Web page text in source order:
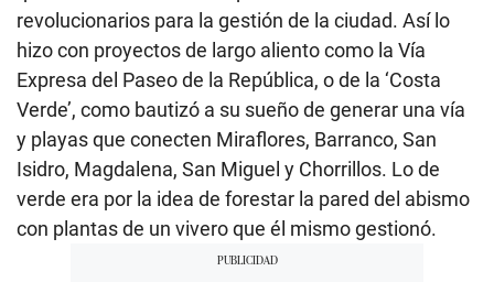
revolucionarios para la gestión de la ciudad. Así lo
hizo con proyectos de largo aliento como la Vía
Expresa del Paseo de la República, o de la ‘Costa
Verde’, como bautizó a su sueño de generar una vía
y playas que conecten Miraflores, Barranco, San
Isidro, Magdalena, San Miguel y Chorrillos. Lo de
verde era por la idea de forestar la pared del abismo
con plantas de un vivero que él mismo gestionó.